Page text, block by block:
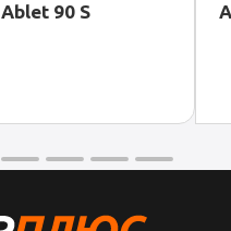
Ablet 90 S